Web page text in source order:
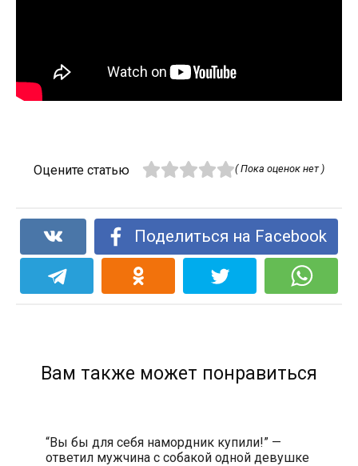
Оцените статью ( Пока оценок нет )
Поделиться на Facebook
Вам также может понравиться
“Вы бы для себя намордник купили!” —
ответил мужчина с собакой одной девушке